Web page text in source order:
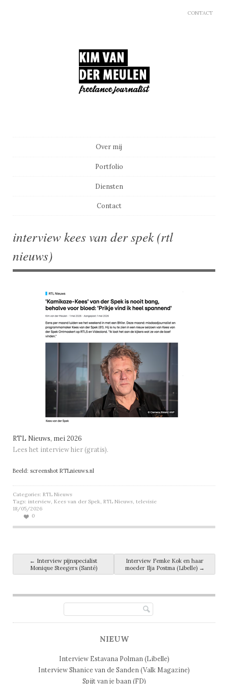
CONTACT
Over mij
Portfolio
Diensten
Contact
interview kees van der spek (rtl
nieuws)
RTL Nieuws, mei 2026
Lees het interview hier (gratis).
Beeld: screenshot RTLnieuws.nl
Categories: RTL Nieuws
Tags: interview, Kees van der Spek, RTL Nieuws, televisie
18/05/2026
0
Post navigation
← Interview pijnspecialist
Monique Steegers (Santé)
Interview Femke Kok en haar
moeder Ilja Postma (Libelle) →
NIEUW
Interview Estavana Polman (Libelle)
Interview Shanice van de Sanden (Valk Magazine)
Spijt van je baan (FD)